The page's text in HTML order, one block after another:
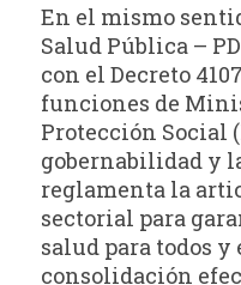
En el mismo
Salud Pública –
con el Decreto
funciones de
Protección Social
gobernabilidad y
reglamenta la
sectorial para
salud para todos y
consolidación